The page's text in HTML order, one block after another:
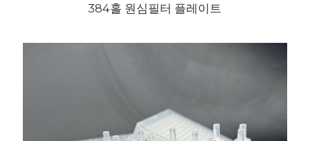
384홀 원심필터 플레이트